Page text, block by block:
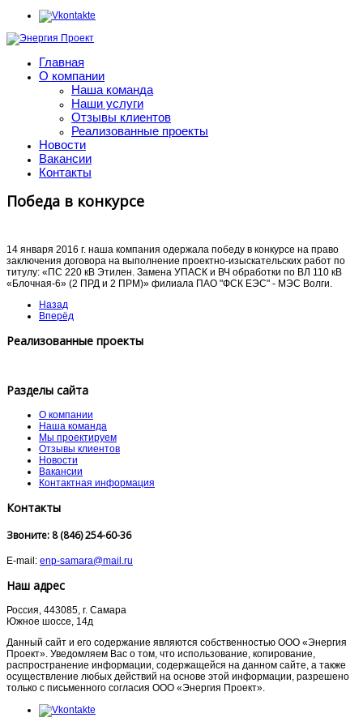
Главная
О компании
Наша команда
Наши услуги
Отзывы клиентов
Реализованные проекты
Новости
Вакансии
Контакты
Победа в конкурсе
14 января 2016 г. наша компания одержала победу в конкурсе на право
заключения договора на выполнение проектно-изыскательских работ по
титулу: «ПС 220 кВ Этилен. Замена УПАСК и ВЧ обработки по ВЛ 110 кВ
«Блочная-6» (2 ПРД и 2 ПРМ)» филиала ПАО "ФСК ЕЭС" - МЭС Волги.
Назад
Вперёд
Реализованные проекты
Разделы сайта
О компании
Наша команда
Мы проектируем
Отзывы клиентов
Новости
Вакансии
Контактная информация
Контакты
Звоните: 8 (846) 254-60-36
E-mail: enp-samara@mail.ru
Наш адрес
Россия, 443085, г. Самара
Южное шоссе, 14д
Данный сайт и его содержание являются собственностью ООО «Энергия
Проект». Уведомляем Вас о том, что использование, копирование,
распространение информации, содержащейся на данном сайте, а также
осуществление любых действий на основе этой информации, разрешено
только с письменного согласия ООО «Энергия Проект».